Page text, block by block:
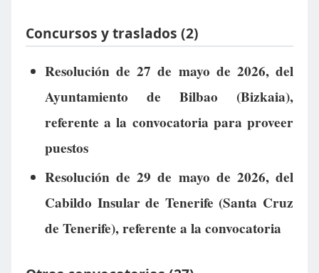
Concursos y traslados (2)
Resolución de 27 de mayo de 2026, del
Ayuntamiento de Bilbao (Bizkaia),
referente a la convocatoria para proveer
puestos
Resolución de 29 de mayo de 2026, del
Cabildo Insular de Tenerife (Santa Cruz
de Tenerife), referente a la convocatoria